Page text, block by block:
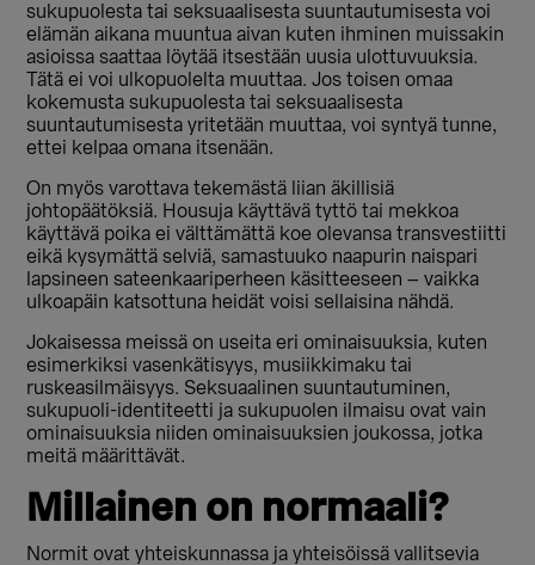
sukupuolesta tai seksuaalisesta suuntautumisesta voi
elämän aikana muuntua aivan kuten ihminen muissakin
asioissa saattaa löytää itsestään uusia ulottuvuuksia.
Tätä ei voi ulkopuolelta muuttaa. Jos toisen omaa
kokemusta sukupuolesta tai seksuaalisesta
suuntautumisesta yritetään muuttaa, voi syntyä tunne,
ettei kelpaa omana itsenään.
On myös varottava tekemästä liian äkillisiä
johtopäätöksiä. Housuja käyttävä tyttö tai mekkoa
käyttävä poika ei välttämättä koe olevansa transvestiitti
eikä kysymättä selviä, samastuuko naapurin naispari
lapsineen sateenkaariperheen käsitteeseen – vaikka
ulkoapäin katsottuna heidät voisi sellaisina nähdä.
Jokaisessa meissä on useita eri ominaisuuksia, kuten
esimerkiksi vasenkätisyys, musiikkimaku tai
ruskeasilmäisyys. Seksuaalinen suuntautuminen,
sukupuoli-identiteetti ja sukupuolen ilmaisu ovat vain
ominaisuuksia niiden ominaisuuksien joukossa, jotka
meitä määrittävät.
Millainen on normaali?
Normit ovat yhteiskunnassa ja yhteisöissä vallitsevia